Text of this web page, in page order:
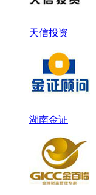
天信投资
湖南金证